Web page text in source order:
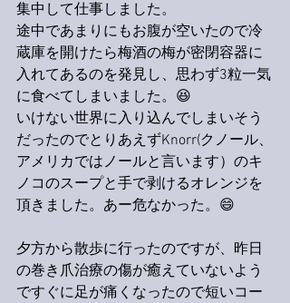
集中して仕事しました。
途中であまりにもお腹が空いたので冷
蔵庫を開けたら梅酒の梅が密閉容器に
入れてあるのを発見し、思わず3粒一気
に食べてしまいました。😆
いけない世界に入り込んでしまいそう
だったのでとりあえずKnorr(クノール、
アメリカではノールと言います）のキ
ノコのスープと手で剥けるオレンジを
頂きました。あー危なかった。😄
夕方から散歩に行ったのですが、昨日
の巻き爪治療の傷が癒えていないよう
ですぐに足が痛くなったので短いコー